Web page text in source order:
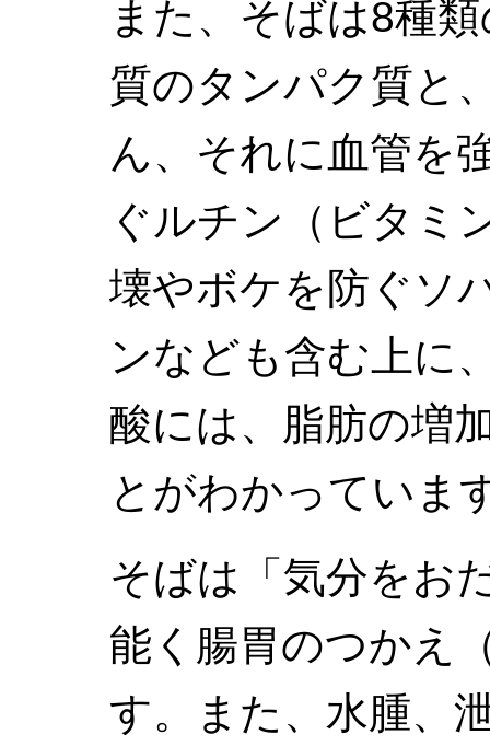
また、そばは8種
質のタンパク質と
ん、それに血管を
ぐルチン（ビタミ
壊やボケを防ぐソ
ンなども含む上に
酸には、脂肪の増
とがわかっていま
そばは「気分をお
能く腸胃のつかえ
す。また、水腫、